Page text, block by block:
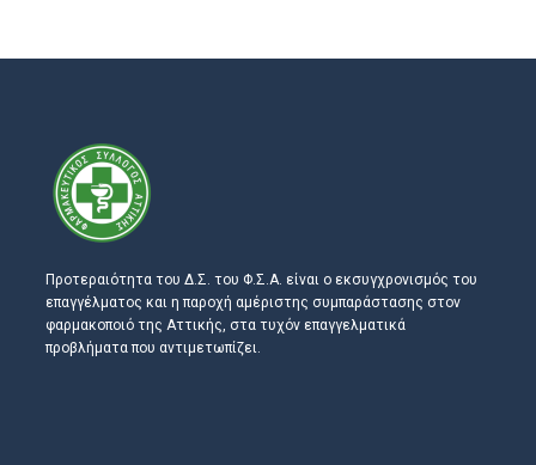
Προτεραιότητα του Δ.Σ. του Φ.Σ.Α. είναι ο εκσυγχρονισμός του
επαγγέλματος και η παροχή αμέριστης συμπαράστασης στον
φαρμακοποιό της Αττικής, στα τυχόν επαγγελματικά
προβλήματα που αντιμετωπίζει.